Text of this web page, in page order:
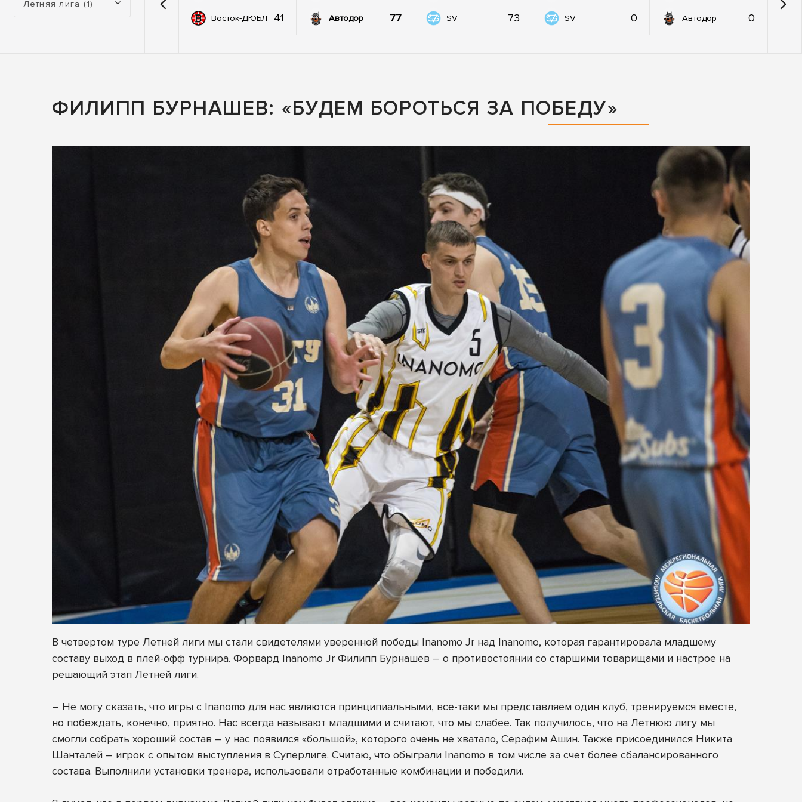
Летняя лига (1)
Восток-ДЮБЛ 41 Автодор 77 SV 73 SV 0 Автодор 0
ФИЛИПП БУРНАШЕВ: «БУДЕМ БОРОТЬСЯ ЗА ПОБЕДУ»
В четвертом туре Летней лиги мы стали свидетелями уверенной победы Inanomo Jr над Inanomo, которая гарантировала младшему
составу выход в плей-офф турнира. Форвард Inanomo Jr Филипп Бурнашев – о противостоянии со старшими товарищами и настрое на
решающий этап Летней лиги.
– Не могу сказать, что игры с Inanomo для нас являются принципиальными, все-таки мы представляем один клуб, тренируемся вместе,
но побеждать, конечно, приятно. Нас всегда называют младшими и считают, что мы слабее. Так получилось, что на Летнюю лигу мы
смогли собрать хороший состав – у нас появился «большой», которого очень не хватало, Серафим Ашин. Также присоединился Никита
Шанталей – игрок с опытом выступления в Суперлиге. Считаю, что обыграли Inanomo в том числе за счет более сбалансированного
состава. Выполнили установки тренера, использовали отработанные комбинации и победили.